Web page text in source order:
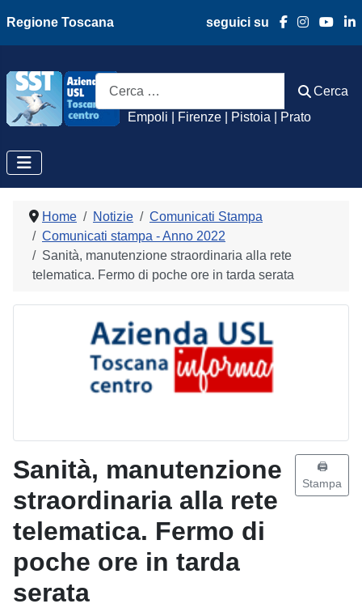
Regione Toscana seguici su
Azienda Usl
Empoli | Firenze | Pistoia | Prato
Cerca
Cerca
Home Notizie
Comunicati Stampa
Comunicati stampa - Anno 2022
Sanità, manutenzione straordinaria alla rete
telematica. Fermo di poche ore in tarda serata
Sanità, manutenzione
straordinaria alla rete
telematica. Fermo di
poche ore in tarda
serata
🖨️
Stampa